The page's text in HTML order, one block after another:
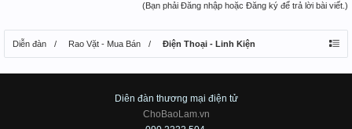
(Bạn phải Đăng nhập hoặc Đăng ký để trả lời bài viết.)
Diễn đàn Rao Vặt - Mua Bán Điện Thoại - Linh Kiện
Diên đàn thương mại điện tử
ChoBaoLam.vn